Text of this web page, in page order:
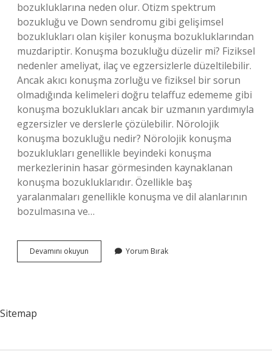
bozukluklarına neden olur. Otizm spektrum
bozukluğu ve Down sendromu gibi gelişimsel
bozuklukları olan kişiler konuşma bozukluklarından
muzdariptir. Konuşma bozukluğu düzelir mi? Fiziksel
nedenler ameliyat, ilaç ve egzersizlerle düzeltilebilir.
Ancak akıcı konuşma zorluğu ve fiziksel bir sorun
olmadığında kelimeleri doğru telaffuz edememe gibi
konuşma bozuklukları ancak bir uzmanın yardımıyla
egzersizler ve derslerle çözülebilir. Nörolojik
konuşma bozukluğu nedir? Nörolojik konuşma
bozuklukları genellikle beyindeki konuşma
merkezlerinin hasar görmesinden kaynaklanan
konuşma bozukluklarıdır. Özellikle baş
yaralanmaları genellikle konuşma ve dil alanlarının
bozulmasına ve…
Devamını okuyun Konuşma
Bozukluğu
Yorum Bırak
Sitemap